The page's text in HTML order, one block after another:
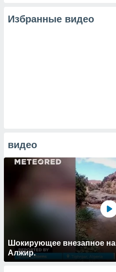
Избранные видео
видео
Шокирующее внезапное
Алжир.